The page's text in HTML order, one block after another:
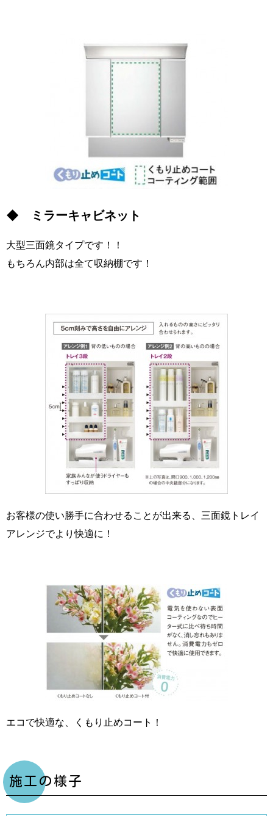
◆ ミラーキャビネット
大型三面鏡タイプです！！
もちろん内部は全て収納棚です！
お客様の使い勝手に合わせることが出来る、三面鏡トレイ
アレンジでより快適に！
エコで快適な、くもり止めコート！
施工の様子